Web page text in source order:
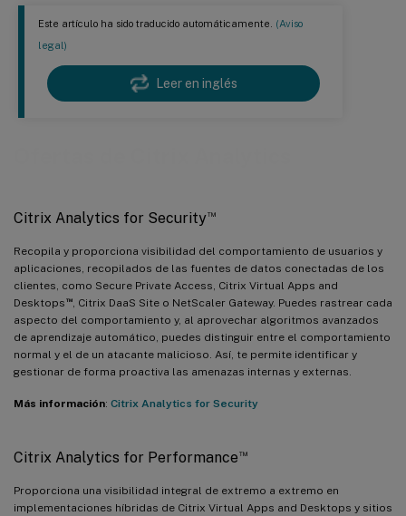
Este artículo ha sido traducido automáticamente. (Aviso
legal)
Leer en inglés
Citrix Analytics for Security™
Recopila y proporciona visibilidad del comportamiento de usuarios y
aplicaciones, recopilados de las fuentes de datos conectadas de los
clientes, como Secure Private Access, Citrix Virtual Apps and
Desktops ™, Citrix DaaS Site o NetScaler Gateway. Puedes rastrear cada
aspecto del comportamiento y, al aprovechar algoritmos avanzados
de aprendizaje automático, puedes distinguir entre el comportamiento
normal y el de un atacante malicioso. Así, te permite identificar y
gestionar de forma proactiva las amenazas internas y externas.
Más información: Citrix Analytics for Security
Citrix Analytics for Performance™
Proporciona una visibilidad integral de extremo a extremo en
implementaciones híbridas de Citrix Virtual Apps and Desktops y sitios